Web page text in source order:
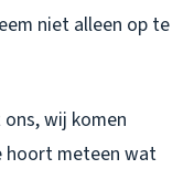
niet alleen op te
wij komen
hoort meteen wat